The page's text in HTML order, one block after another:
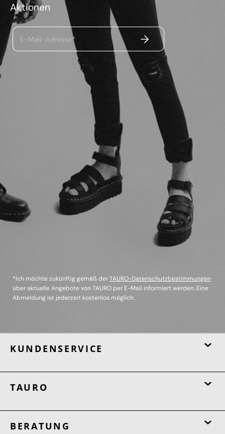
Aktionen
E-Mail-Adresse* ABSENDEN
*Ich möchte zukünftig gemäß derTAURO-Datenschutzbestimmungen
über aktuelle Angebote von TAURO per E-Mail informiert werden. Eine
Abmeldung ist jederzeit kostenlos möglich.
KUNDENSERVICE
TAURO
BERATUNG